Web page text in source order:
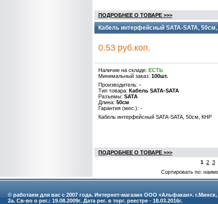
ПОДРОБНЕЕ О ТОВАРЕ >>>
Кабель интерфейсный SATA-SATA,
0.53 руб.коп.
Наличие на складе: ЕСТЬ
Минимальный заказ: 100шт.
Производитель: -
Тип товара: Кабель SATA-SATA
Разъемы: SATA
Длина: 50см
Гарантия (мес.): -
Кабель интерфейсный SATA-SATA, 50см, КНР
ПОДРОБНЕЕ О ТОВАРЕ >>>
1 2 3
Сортировать по:
© работаем для вас с 2007 года. Интернет-магазин ООО «Альфакан».
2а. Св-во о рег.: 19.08.2009г. Дата рег. в торг. реестре - 18.03.2016г.